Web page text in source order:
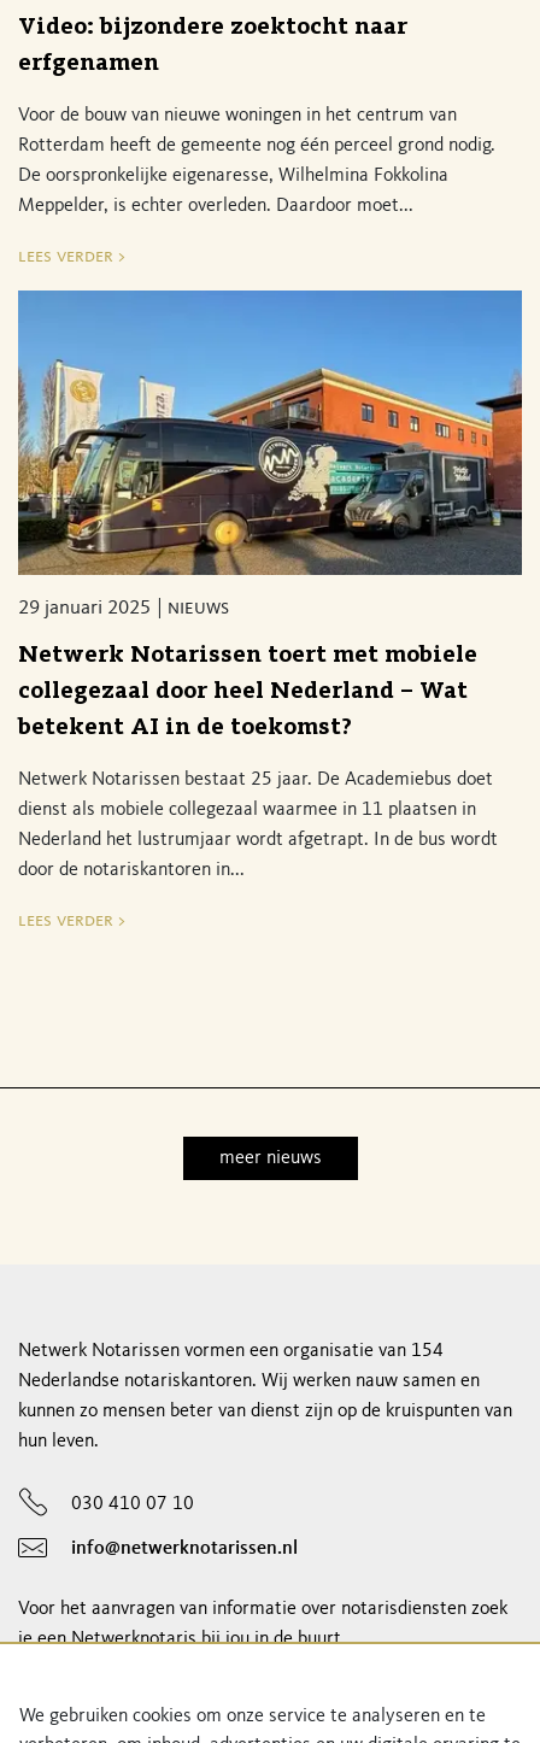
We gebruiken cookies om onze service te analyseren en te
Video: bijzondere zoektocht naar
erfgenamen
Voor de bouw van nieuwe woningen in het centrum van
Rotterdam heeft de gemeente nog één perceel grond nodig.
De oorspronkelijke eigenaresse, Wilhelmina Fokkolina
Meppelder, is echter overleden. Daardoor moet...
lees verder >
29 januari 2025 nieuws
Netwerk Notarissen toert met mobiele
collegezaal door heel Nederland – Wat
betekent AI in de toekomst?
Netwerk Notarissen bestaat 25 jaar. De Academiebus doet
dienst als mobiele collegezaal waarmee in 11 plaatsen in
Nederland het lustrumjaar wordt afgetrapt. In de bus wordt
door de notariskantoren in...
lees verder >
meer nieuws
Netwerk Notarissen vormen een organisatie van 154
Nederlandse notariskantoren. Wij werken nauw samen en
kunnen zo mensen beter van dienst zijn op de kruispunten van
hun leven.
030 410 07 10
info@netwerknotarissen.nl
Voor het aanvragen van informatie over notarisdiensten zoek
je een Netwerknotaris bij jou in de buurt.
notaris vinden